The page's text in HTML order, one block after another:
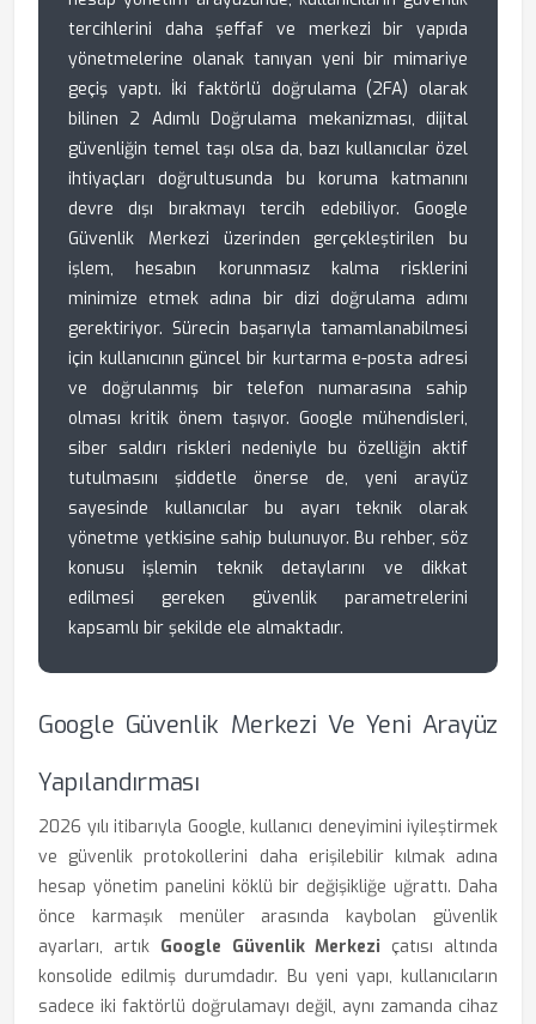
tercihlerini daha şeffaf ve merkezi bir yapıda
yönetmelerine olanak tanıyan yeni bir mimariye
geçiş yaptı. İki faktörlü doğrulama (2FA) olarak
bilinen 2 Adımlı Doğrulama mekanizması, dijital
güvenliğin temel taşı olsa da, bazı kullanıcılar özel
ihtiyaçları doğrultusunda bu koruma katmanını
devre dışı bırakmayı tercih edebiliyor. Google
Güvenlik Merkezi üzerinden gerçekleştirilen bu
işlem, hesabın korunmasız kalma risklerini
minimize etmek adına bir dizi doğrulama adımı
gerektiriyor. Sürecin başarıyla tamamlanabilmesi
için kullanıcının güncel bir kurtarma e-posta adresi
ve doğrulanmış bir telefon numarasına sahip
olması kritik önem taşıyor. Google mühendisleri,
siber saldırı riskleri nedeniyle bu özelliğin aktif
tutulmasını şiddetle önerse de, yeni arayüz
sayesinde kullanıcılar bu ayarı teknik olarak
yönetme yetkisine sahip bulunuyor. Bu rehber, söz
konusu işlemin teknik detaylarını ve dikkat
edilmesi gereken güvenlik parametrelerini
kapsamlı bir şekilde ele almaktadır.
Google Güvenlik Merkezi Ve Yeni Arayüz
Yapılandırması
2026 yılı itibarıyla Google, kullanıcı deneyimini iyileştirmek
ve güvenlik protokollerini daha erişilebilir kılmak adına
hesap yönetim panelini köklü bir değişikliğe uğrattı. Daha
önce karmaşık menüler arasında kaybolan güvenlik
ayarları, artık Google Güvenlik Merkezi çatısı altında
konsolide edilmiş durumdadır. Bu yeni yapı, kullanıcıların
sadece iki faktörlü doğrulamayı değil, aynı zamanda cihaz